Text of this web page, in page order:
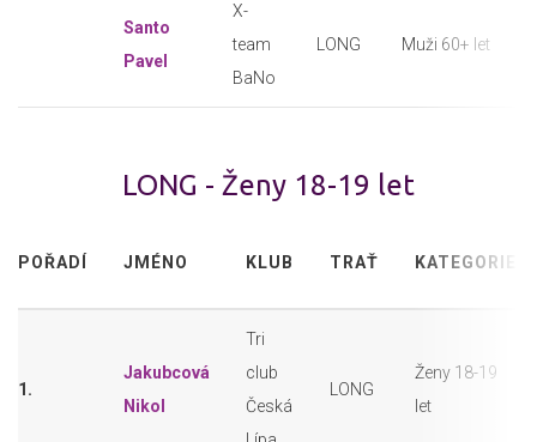
Santo
Pavel
X-
team
BaNo
LONG Muži 60+ let
LONG - Ženy 18-19 let
POŘADÍ JMÉNO KLUB TRAŤ KATEGORIE
1.
Jakubcová
Nikol
Tri
club
Česká
LONG
Ženy 18-19
let